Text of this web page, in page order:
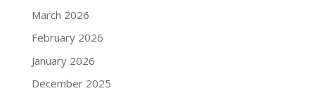
March 2026
February 2026
January 2026
December 2025